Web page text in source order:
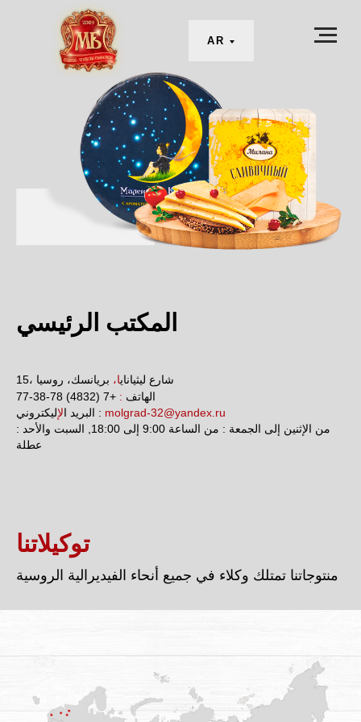
AR
المكتب الرئيسي
15، شارع ليثيانايا، بريانسك، روسيا
الهاتف :
+7 (4832) 78-38-77
البريد الإ ليكتروني : molgrad-32@yandex.ru
من الإثنين إلى الجمعة : من الساعة 9:00 إلى 18:00, السبت والأحد :
عطلة
توكيلاتنا
منتوجاتنا تمتلك وكلاء في جميع أنحاء الفيديرالية الروسية
جمهورية الشيشان
تفير
كراسنويارسك
نوفوسيبيرسك
ايكاترينبرغ
تشيليابينسك
تيومين
نيجني نوفغورود
ساراتوف
كازان
سمولينسك
موسكو
إيفانوفو
النسر
ستافروبول
كراسنودار
فيليكي نوفغورود
سانت بطرسبرغ
كالينينغراد
فلاديفوستوك